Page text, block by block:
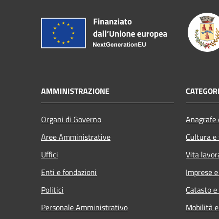
AMMINISTRAZIONE
Organi di Governo
Aree Amministrative
Uffici
Enti e fondazioni
Politici
Personale Amministrativo
Cultura
Vita
Imprese
Catasto
Mobilità